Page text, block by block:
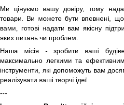
Ми цінуємо вашу довіру, тому
товари. Ви можете бути впевнені,
вами, готові надати вам якісну
яких питань чи проблем.
Наша місія - зробити ваші
максимально легкими та
інструменти, які допоможуть вам
реалізувати ваші творчі ідеї.
---